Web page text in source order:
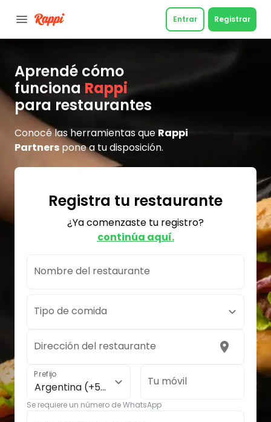
Entrar Registrar
Aprendé cómo
funciona Rappi
para restaurantes
Conocé las herramientas que Rappi
Partners pone a tu disposición.
Registra tu restaurante
¿Ya comenzaste tu registro?
continúa aquí.
Nombre del restaurante
Tipo de comida
Dirección del restaurante
Prefijo
Argentina (+54) Tu móvil
Se requiere un número de WhatsApp